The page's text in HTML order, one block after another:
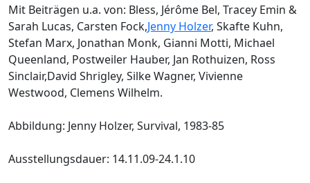
Mit Beiträgen u.a. von: Bless, Jérôme Bel, Tracey Emin &
Sarah Lucas, Carsten Fock,Jenny Holzer, Skafte Kuhn,
Stefan Marx, Jonathan Monk, Gianni Motti, Michael
Queenland, Postweiler Hauber, Jan Rothuizen, Ross
Sinclair,David Shrigley, Silke Wagner, Vivienne
Westwood, Clemens Wilhelm.
Abbildung: Jenny Holzer, Survival, 1983-85
Ausstellungsdauer: 14.11.09-24.1.10